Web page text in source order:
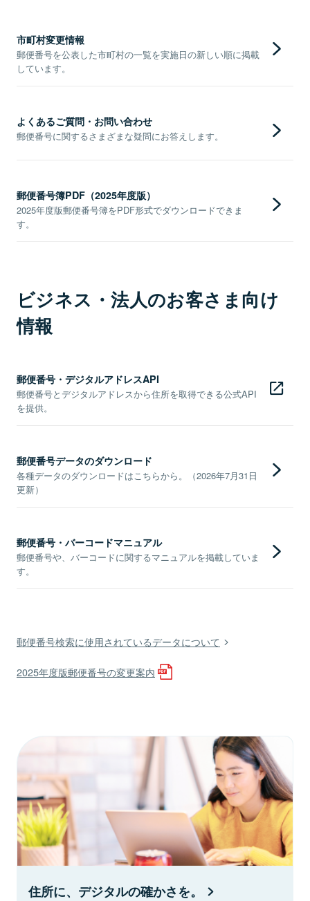
市町村変更情報
郵便番号を公表した市町村の一覧を実施日の新しい順に掲載
しています。
よくあるご質問・お問い合わせ
郵便番号に関するさまざまな疑問にお答えします。
郵便番号簿PDF（2025年度版）
2025年度版郵便番号簿をPDF形式でダウンロードできま
す。
ビジネス・法人のお客さま向け
情報
郵便番号・デジタルアドレスAPI
郵便番号とデジタルアドレスから住所を取得できる公式API
を提供。
郵便番号データのダウンロード
各種データのダウンロードはこちらから。（2026年7月31日
更新）
郵便番号・バーコードマニュアル
郵便番号や、バーコードに関するマニュアルを掲載していま
す。
郵便番号検索に使用されているデータについて
2025年度版郵便番号の変更案内
住所に、デジタルの確かさを。